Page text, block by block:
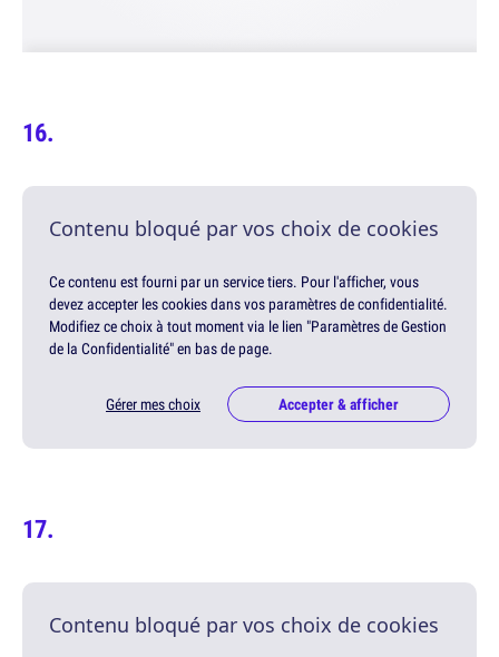
Contenu bloqué par vos choix de cookies
Ce contenu est fourni par un service tiers. Pour l'afficher, vous
devez accepter les cookies dans vos paramètres de confidentialité.
Modifiez ce choix à tout moment via le lien "Paramètres de Gestion
de la Confidentialité" en bas de page.
Gérer mes choix Accepter & afficher
Contenu bloqué par vos choix de cookies